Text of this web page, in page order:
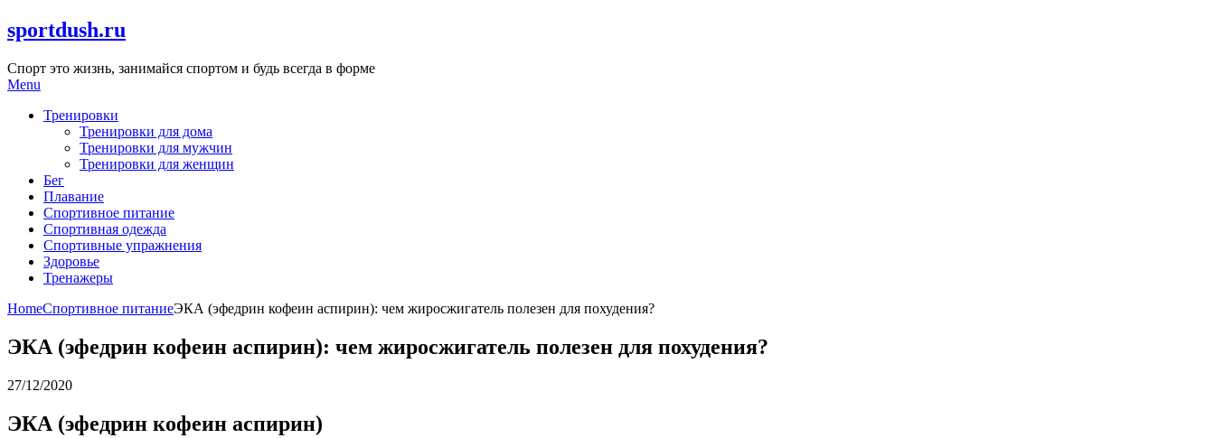
Skip
to
sportdush.ru
Спорт это жизнь, занимайся спортом и будь всегда в форме
Menu
Тренировки
Тренировки для дома
Тренировки для мужчин
Тренировки для женщин
Бег
Плавание
Спортивное питание
Спортивная одежда
Спортивные упражнения
Здоровье
Тренажеры
HomeСпортивное питаниеЭКА (эфедрин кофеин аспирин): чем жиросжигатель полезен для похудения?
ЭКА (эфедрин кофеин аспирин): чем жиросжигатель полезен для похудения?
27/12/2020
ЭКА (эфедрин кофеин аспирин)